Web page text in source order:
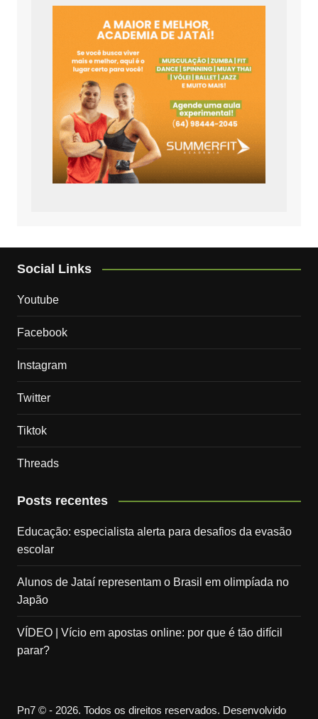
Social Links
Youtube
Facebook
Instagram
Twitter
Tiktok
Threads
Posts recentes
Educação: especialista alerta para desafios da evasão
escolar
Alunos de Jataí representam o Brasil em olimpíada no
Japão
VÍDEO | Vício em apostas online: por que é tão difícil
parar?
Pn7 © - 2026. Todos os direitos reservados. Desenvolvido